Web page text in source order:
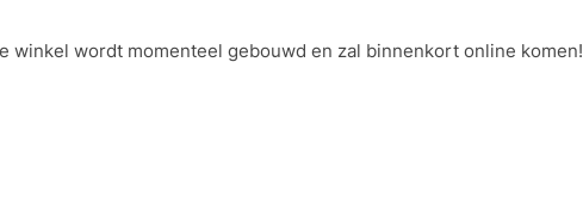
winkel wordt momenteel gebouwd en zal binnenkort online komen!